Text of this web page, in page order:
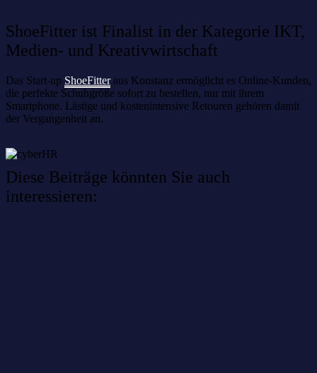
ShoeFitter ist Finalist in der Kategorie IKT,
Medien- und Kreativwirtschaft
Das Start-up ShoeFitteraus Konstanz ermöglicht es Online-Kunden,
die perfekte Schuhgröße sofort zu bestellen, nur mit ihrem
Smartphone. Lästige und kostenintensive Retouren gehören damit
der Vergangenheit an.
Diese Beiträge könnten Sie auch
interessieren: